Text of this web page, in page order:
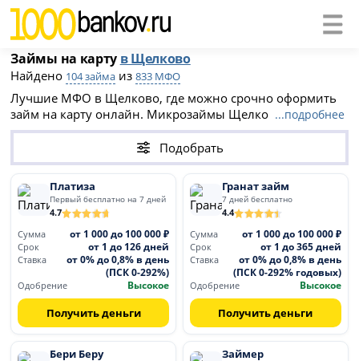
Займы на карту в Щелково
Найдено 104 займа из833 МФО
Лучшие МФО в Щелково, где можно срочно оформить
займ на карту онлайн. Микрозаймы Щелково доступны
даже при плохой кредитной истории. многие из них
предлагают первый займ под 0%. Список МФО на этой
странице поможет быстро получить необходимую
сумму на вашу банковскую карту.
...подробнее
Подобрать
Платиза
Первый бесплатно на 7 дней
4.7
Сумма
от 1 000 до 100 000 ₽
Срок от 1 до 126 дней
Ставка
от 0% до 0,8% в день
(ПСК 0-292%)
Одобрение Высокое
Получить деньги
Гранат займ
7 дней бесплатно
4.4
Сумма
от 1 000 до 100 000 ₽
Срок от 1 до 365 дней
Ставка
от 0% до 0,8% в день
(ПСК 0-292% годовых)
Одобрение Высокое
Получить деньги
Бери Беру Займер